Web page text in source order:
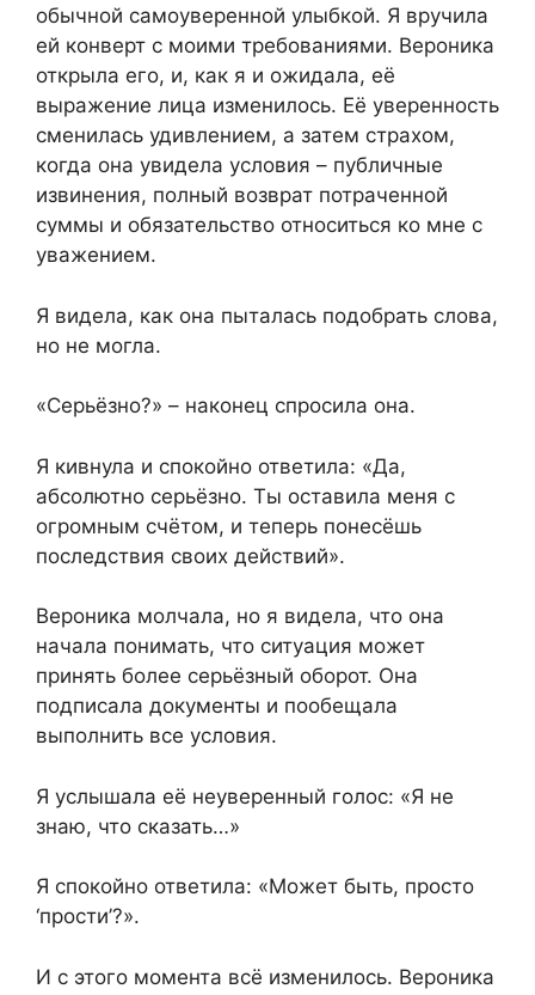
обычной самоуверенной улыбкой. Я вручила
ей конверт с моими требованиями. Вероника
открыла его, и, как я и ожидала, её
выражение лица изменилось. Её уверенность
сменилась удивлением, а затем страхом,
когда она увидела условия – публичные
извинения, полный возврат потраченной
суммы и обязательство относиться ко мне с
уважением.
Я видела, как она пыталась подобрать слова,
но не могла.
«Серьёзно?» – наконец спросила она.
Я кивнула и спокойно ответила: «Да,
абсолютно серьёзно. Ты оставила меня с
огромным счётом, и теперь понесёшь
последствия своих действий».
Вероника молчала, но я видела, что она
начала понимать, что ситуация может
принять более серьёзный оборот. Она
подписала документы и пообещала
выполнить все условия.
Я услышала её неуверенный голос: «Я не
знаю, что сказать…»
Я спокойно ответила: «Может быть, просто
‘прости’?».
И с этого момента всё изменилось. Вероника